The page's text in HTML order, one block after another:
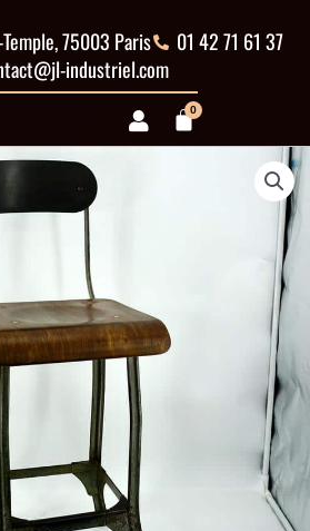
75003 Paris
01 42 71 61 37
industriel.com
0
Panier